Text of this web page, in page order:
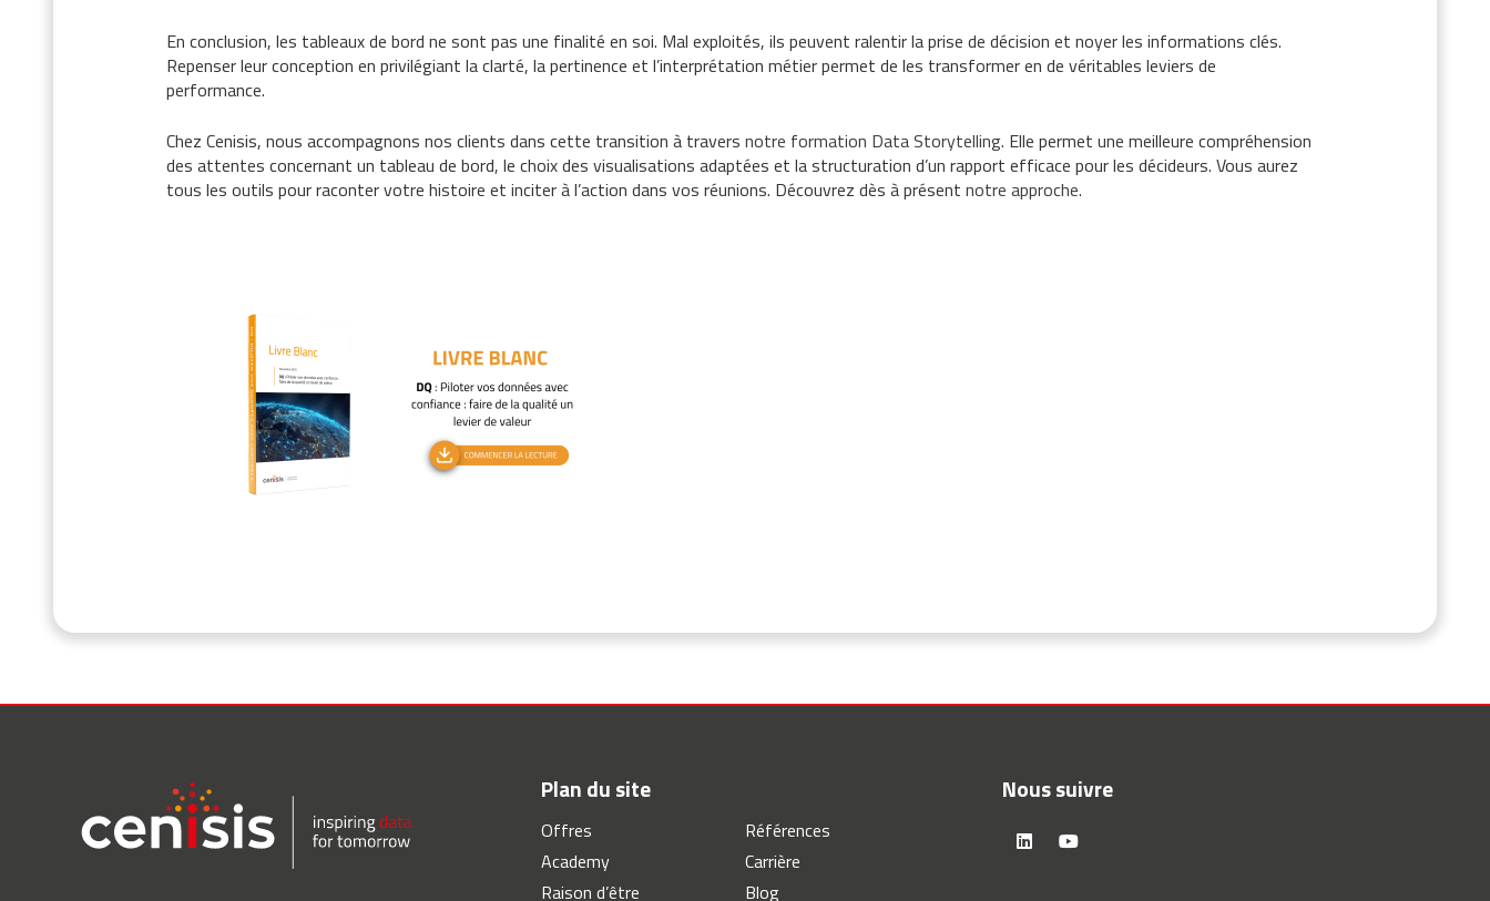
En conclusion, les tableaux de bord ne sont pas une finalité en soi. Mal exploités, ils peuvent ralentir la prise de décision et noyer les informations clés.
Repenser leur conception en privilégiant la clarté, la pertinence et l’interprétation métier permet de les transformer en de véritables leviers de
performance.
ChezCenisis, nous accompagnons nos clients dans cette transition à traversnotre formation DataStorytelling. Elle permet une meilleure compréhension
des attentes concernant un tableau de bord, le choix des visualisations adaptées et la structuration d’un rapport efficace pour les décideurs. Vous aurez
tous les outils pour raconter votre histoire et inciter à l’action dans vos réunions. Découvrez dès à présentnotre approche.
Plan du site
Offres
Références
Academy
Carrière
Raison d’être
Blog
Nous suivre